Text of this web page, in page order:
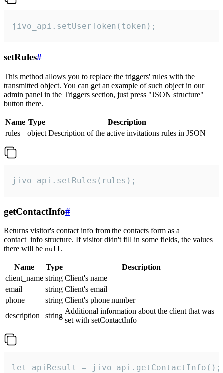
jivo_api.setUserToken(token);
setRules#
This method allows you to replace the triggers' rules with the
transmitted object. You can get an example of such object in our
admin panel in the Triggers section, just press "JSON structure"
button there.
Name Type
Description
rules
object Description of the active invitations rules in JSON
jivo_api.setRules(rules);
getContactInfo#
Returns visitor's contact info from the contacts form as a
contact_info structure. If visitor didn't fill in some fields, the values
there will be null.
Name Type
Description
client_name string Client's name
email
string Client's email
phone
string Client's phone number
description
string
Additional information about the client that was
set with setContactInfo
let apiResult = jivo_api.getContactInfo();